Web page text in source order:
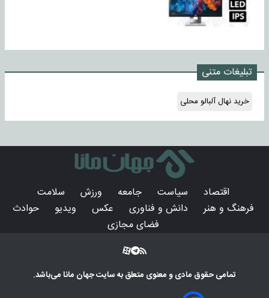
تبلیغات متنی
خرید نهال آلبالو محلی
اقتصاد سیاست جامعه ورزش
سلامت
فرهنگ و هنر
دانش و فناوری عکس ویدیو
حوادث
فضای مجازی
تمامی حقوق مادی و معنوی متعلق به سایتجهان مانامی‌باشد.